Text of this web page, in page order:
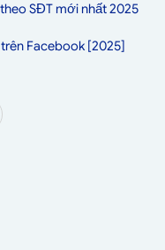
SĐT mới nhất 2025
Facebook [2025]